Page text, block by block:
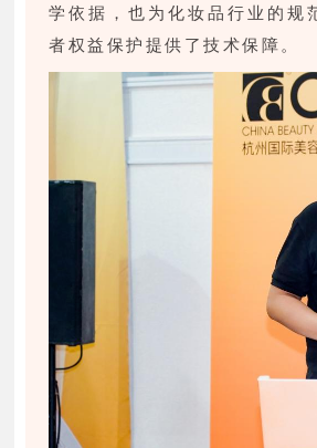
学依据，也为化妆品行业的规
者权益保护提供了技术保障。